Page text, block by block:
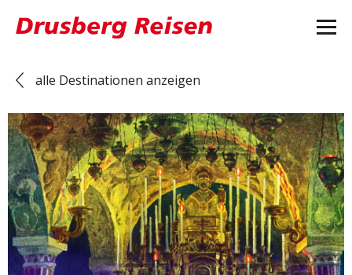
alle Destinationen anzeigen